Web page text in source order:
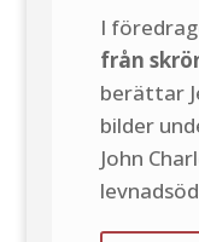
I
från
berättar
bilder
John